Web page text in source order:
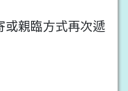
或親臨方式再次遞